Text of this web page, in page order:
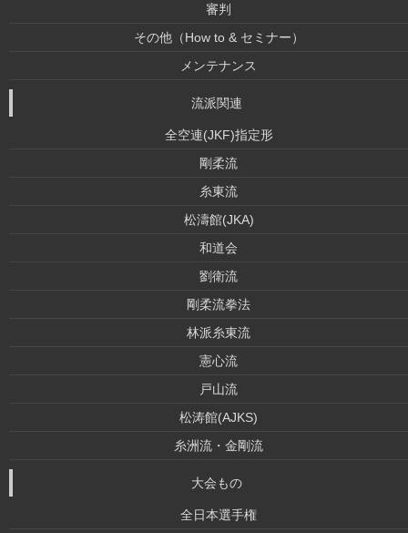
審判
その他（How to & セミナー）
メンテナンス
流派関連
全空連(JKF)指定形
剛柔流
糸東流
松濤館(JKA)
和道会
劉衛流
剛柔流拳法
林派糸東流
憲心流
戸山流
松涛館(AJKS)
糸洲流・金剛流
大会もの
全日本選手権